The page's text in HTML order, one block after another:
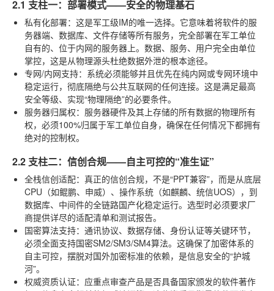
2.1 支柱一：部署模式——安全的物理基石
私有化部署：这是军工级IM的唯一选择。它意味着将软件的服
务器端、数据库、文件存储等所有服务，完全部署在军工单位
自有的、位于内网的服务器上。数据、服务、用户完全由单位
掌控，这是从物理源头杜绝数据外泄的根本途径。
专网/内网支持：系统必须能够并且优先在纯内网或专网环境中
稳定运行，彻底隔绝与公共互联网的任何连接。这是满足最高
安全等级、实现“物理隔绝”的必要条件。
服务器归属权：服务器硬件及其上存储的所有数据的物理所有
权，必须100%归属于军工单位自身，确保在任何情况下都拥有
绝对的控制权。
2.2 支柱二：信创合规——自主可控的“准生证”
全栈信创适配：真正的信创合规，不是“PPT兼容”，而是从底层
CPU（如鲲鹏、申威）、操作系统（如麒麟、统信UOS），到
数据库、中间件的全链路国产化稳定运行。选型时必须要求厂
商提供详尽的适配清单和测试报告。
国密算法支持：通讯协议、数据存储、身份认证等关键环节，
必须全面支持国密SM2/SM3/SM4算法。这确保了加密体系的
自主可控，摆脱对国外加密标准的依赖，是信息安全的“护城
河”。
权威资质认证：应重点审查产品是否具备国家颁发的软件著作